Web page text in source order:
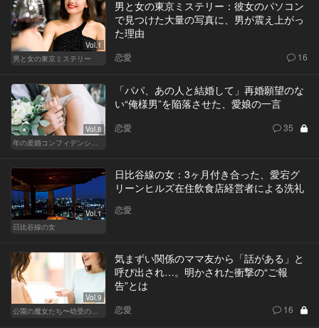
Vol.1
男と女の東京ミステリー
男と女の東京ミステリー：彼女のパソコン
で見つけた大量の写真に、男が震え上がっ
た理由
恋愛 16
Vol.8
年の差婚コンフィデンシャル
「パパ、あの人と結婚して」再婚願望のな
い“俺様男”を陥落させた、愛娘の一言
恋愛 35
Vol.1
日比谷線の女
日比谷線の女：3ヶ月付き合った、愛宕グ
リーンヒルズ在住飲食店経営者による洗礼
恋愛
Vol.9
公園の魔女たち〜幼受の世界〜
気まずい関係のママ友から「話がある」と
呼び出され…。明かされた衝撃の“ご報
告”とは
恋愛 16